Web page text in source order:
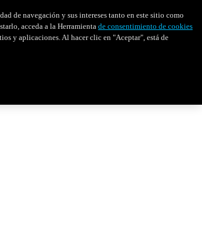
de navegación y sus intereses tanto en este sitio como
acceda a la Herramienta de consentimiento de cookies
y aplicaciones. Al hacer clic en "Aceptar", está de